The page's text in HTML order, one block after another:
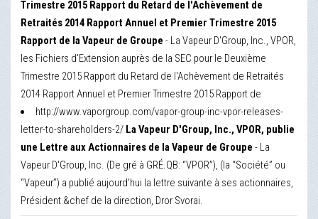
Trimestre 2015 Rapport du Retard de l'Achèvement de
Retraités 2014 Rapport Annuel et Premier Trimestre 2015
Rapport de la Vapeur de Groupe - La Vapeur D'Group, Inc., VPOR,
les Fichiers d'Extension auprès de la SEC pour le Deuxième
Trimestre 2015 Rapport du Retard de l'Achèvement de Retraités
2014 Rapport Annuel et Premier Trimestre 2015 Rapport de
http://www.vaporgroup.com/vapor-group-inc-vpor-releases-
letter-to-shareholders-2/ La Vapeur D'Group, Inc., VPOR, publie
une Lettre aux Actionnaires de la Vapeur de Groupe - La
Vapeur D'Group, Inc. (De gré à GRÉ.QB: “VPOR”), (la “Société” ou
“Vapeur”) a publié aujourd'hui la lettre suivante à ses actionnaires,
Président &chef de la direction, Dror Svorai.